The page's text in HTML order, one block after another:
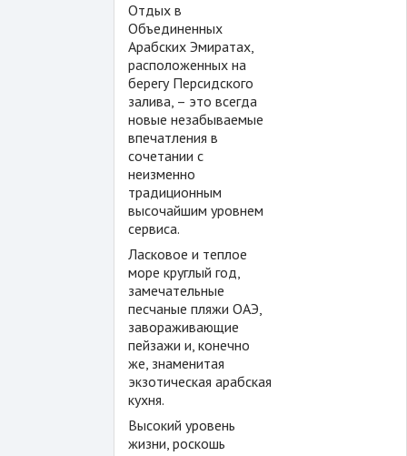
Отдых в
Объединенных
Арабских Эмиратах,
расположенных на
берегу Персидского
залива, – это всегда
новые незабываемые
впечатления в
сочетании с
неизменно
традиционным
высочайшим уровнем
сервиса.
Ласковое и теплое
море круглый год,
замечательные
песчаные пляжи ОАЭ,
завораживающие
пейзажи и, конечно
же, знаменитая
экзотическая арабская
кухня.
Высокий уровень
жизни, роскошь